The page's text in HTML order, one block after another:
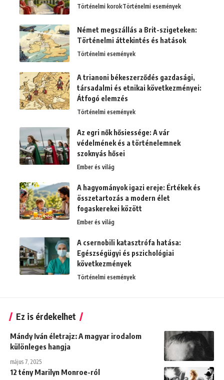
Történelmi korokTörténelmi események
Német megszállás a Brit-szigeteken:
Történelmi áttekintés és hatások
Történelmi események
A trianoni békeszerződés gazdasági,
társadalmi és etnikai következményei:
Átfogó elemzés
Történelmi események
Az egri nők hősiessége: A vár
védelmének és a történelemnek
szoknyás hősei
Ember és világ
A hagyományok igazi ereje: Értékek és
összetartozás a modern élet
fogaskerekei között
Ember és világ
A csernobili katasztrófa hatása:
Egészségügyi és pszichológiai
következmények
Történelmi események
Ez is érdekelhet
Mándy Iván életrajz: A magyar irodalom
különleges hangja
május 7, 2025
12 tény Marilyn Monroe-ról